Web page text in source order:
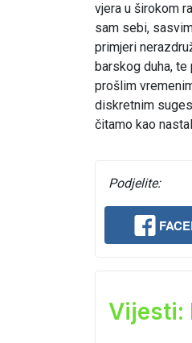
vjera u širokom
sam sebi,
primjeri
barskog duha,
prošlim
diskretnim
čitamo kao
Podjelite:
Vijesti: